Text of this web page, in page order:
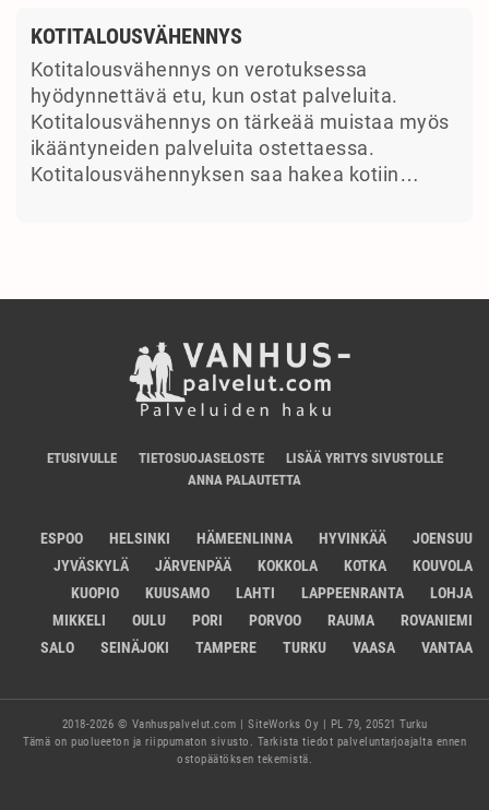
KOTITALOUSVÄHENNYS
Kotitalousvähennys on verotuksessa
hyödynnettävä etu, kun ostat palveluita.
Kotitalousvähennys on tärkeää muistaa myös
ikääntyneiden palveluita ostettaessa.
Kotitalousvähennyksen saa hakea kotiin…
ETUSIVULLE TIETOSUOJASELOSTE
LISÄÄ YRITYS SIVUSTOLLE
ANNA PALAUTETTA
ESPOO HELSINKI HÄMEENLINNA HYVINKÄÄ
JOENSUU
JYVÄSKYLÄ
JÄRVENPÄÄ KOKKOLA KOTKA
KOUVOLA
KUOPIO
KUUSAMO LAHTI LAPPEENRANTA
LOHJA
MIKKELI
OULU PORI PORVOO RAUMA
ROVANIEMI
SALO
SEINÄJOKI TAMPERE TURKU VAASA VANTAA
2018-2026 © Vanhuspalvelut.com | SiteWorks Oy | PL 79, 20521 Turku
Tämä on puolueeton ja riippumaton sivusto. Tarkista tiedot palveluntarjoajalta ennen
ostopäätöksen tekemistä.